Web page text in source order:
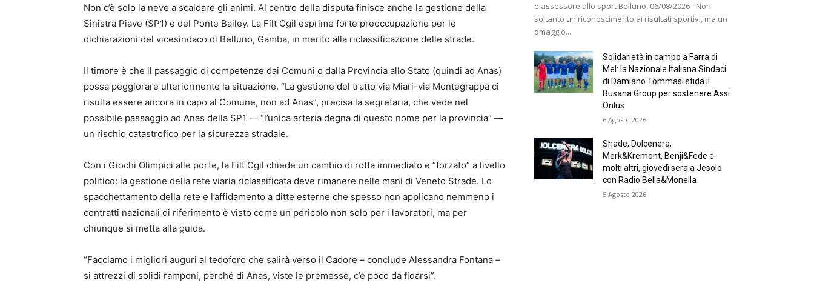
Non c’è solo la neve a scaldare gli animi. Al centro della disputa finisce anche la gestione della
Sinistra Piave (SP1) e del Ponte Bailey. La Filt Cgil esprime forte preoccupazione per le
dichiarazioni del vicesindaco di Belluno, Gamba, in merito alla riclassificazione delle strade.
Il timore è che il passaggio di competenze dai Comuni o dalla Provincia allo Stato (quindi ad Anas)
possa peggiorare ulteriormente la situazione. “La gestione del tratto via Miari-via Montegrappa ci
risulta essere ancora in capo al Comune, non ad Anas”, precisa la segretaria, che vede nel
possibile passaggio ad Anas della SP1 — “l’unica arteria degna di questo nome per la provincia” —
un rischio catastrofico per la sicurezza stradale.
Con i Giochi Olimpici alle porte, la Filt Cgil chiede un cambio di rotta immediato e “forzato” a livello
politico: la gestione della rete viaria riclassificata deve rimanere nelle mani di Veneto Strade. Lo
spacchettamento della rete e l’affidamento a ditte esterne che spesso non applicano nemmeno i
contratti nazionali di riferimento è visto come un pericolo non solo per i lavoratori, ma per
chiunque si metta alla guida.
“Facciamo i migliori auguri al tedoforo che salirà verso il Cadore – conclude Alessandra Fontana –
si attrezzi di solidi ramponi, perché di Anas, viste le premesse, c’è poco da fidarsi”.
e assessore allo sport Belluno, 06/08/2026 - Non
soltanto un riconoscimento ai risultati sportivi, ma un
omaggio...
Solidarietà in campo a Farra di
Mel: la Nazionale Italiana Sindaci
di Damiano Tommasi sfida il
Busana Group per sostenere Assi
Onlus
6 Agosto 2026
Shade, Dolcenera,
Merk&Kremont, Benji&Fede e
molti altri, giovedì sera a Jesolo
con Radio Bella&Monella
5 Agosto 2026